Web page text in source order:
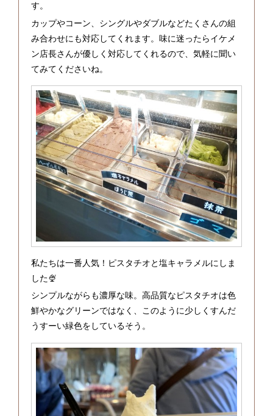
す。
カップやコーン、シングルやダブルなどたくさんの組
み合わせにも対応してくれます。味に迷ったらイケメ
ン店長さんが優しく対応してくれるので、気軽に聞い
てみてくださいね。
私たちは一番人気！ピスタチオと塩キャラメルにしま
した🍨
シンプルながらも濃厚な味。高品質なピスタチオは色
鮮やかなグリーンではなく、このように少しくすんだ
うすーい緑色をしているそう。